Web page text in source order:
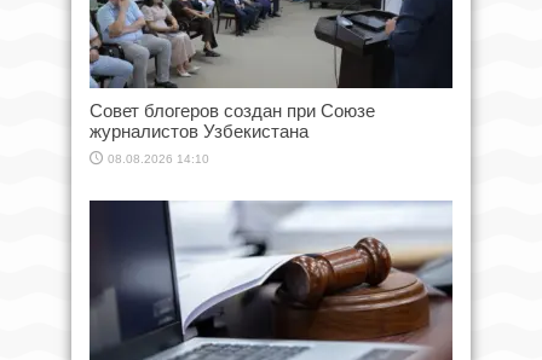
Совет блогеров создан при Союзе
журналистов Узбекистана
08.08.2026 14:10